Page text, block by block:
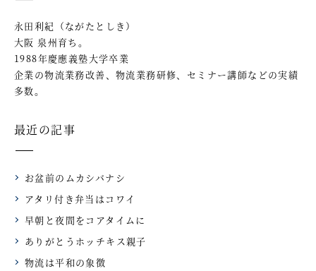
永田利紀（ながたとしき）
大阪 泉州育ち。
1988年慶應義塾大学卒業
企業の物流業務改善、物流業務研修、セミナー講師などの実績
多数。
最近の記事
お盆前のムカシバナシ
アタリ付き弁当はコワイ
早朝と夜間をコアタイムに
ありがとうホッチキス親子
物流は平和の象徴